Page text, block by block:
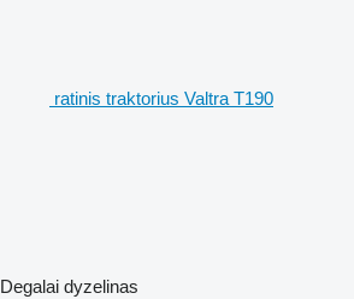
ratinis traktorius Valtra T190
Degalai dyzelinas